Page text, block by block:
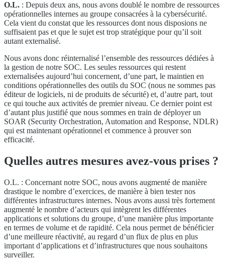
O.L. : Depuis deux ans, nous avons doublé le nombre de ressources
opérationnelles internes au groupe consacrées à la cybersécurité.
Cela vient du constat que les ressources dont nous disposions ne
suffisaient pas et que le sujet est trop stratégique pour qu’il soit
autant externalisé.
Nous avons donc réinternalisé l’ensemble des ressources dédiées à
la gestion de notre SOC. Les seules ressources qui restent
externalisées aujourd’hui concernent, d’une part, le maintien en
conditions opérationnelles des outils du SOC (nous ne sommes pas
éditeur de logiciels, ni de produits de sécurité) et, d’autre part, tout
ce qui touche aux activités de premier niveau. Ce dernier point est
d’autant plus justifié que nous sommes en train de déployer un
SOAR (Security Orchestration, Automation and Response, NDLR)
qui est maintenant opérationnel et commence à prouver son
efficacité.
Quelles autres mesures avez-vous prises ?
O.L. : Concernant notre SOC, nous avons augmenté de manière
drastique le nombre d’exercices, de manière à bien tester nos
différentes infrastructures internes. Nous avons aussi très fortement
augmenté le nombre d’acteurs qui intègrent les différentes
applications et solutions du groupe, d’une manière plus importante
en termes de volume et de rapidité. Cela nous permet de bénéficier
d’une meilleure réactivité, au regard d’un flux de plus en plus
important d’applications et d’infrastructures que nous souhaitons
surveiller.